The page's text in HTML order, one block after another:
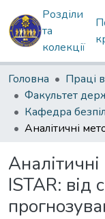
Розділи
та
колекції
Головна
ISTAR: від